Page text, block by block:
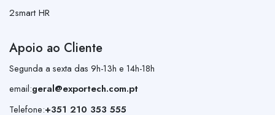
2smart HR
Apoio ao Cliente
Segunda a sexta das 9h-13h e 14h-18h
email:geral@exportech.com.pt
Telefone:+351 210 353 555